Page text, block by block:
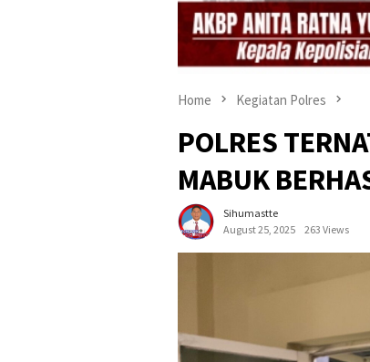
Home Kegiatan Polres
POLRES
MABUK
Sihumastte
August 25, 2025
263 Views